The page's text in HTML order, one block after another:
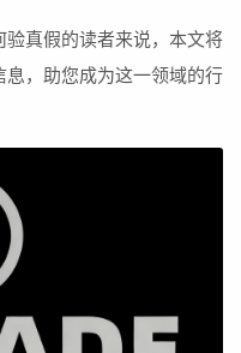
真假的读者来说，本文将
，助您成为这一领域的行